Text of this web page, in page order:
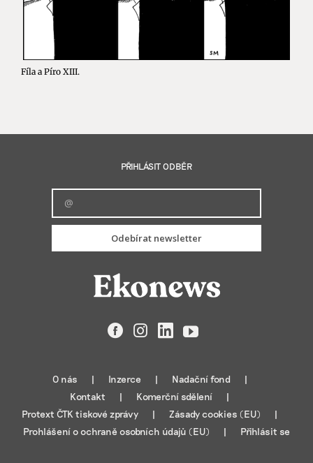
Fíla a Píro XIII.
PŘIHLÁSIT ODBĚR
Odebírat newsletter
FacebookInstagramLinkedIn
YouTube
O nás Inzerce
Nadační fond
Kontakt
Komerční sdělení
Protext ČTK tiskové zprávy
Zásady cookies (EU)
Prohlášení o ochraně osobních údajů (EU)
Přihlásit se